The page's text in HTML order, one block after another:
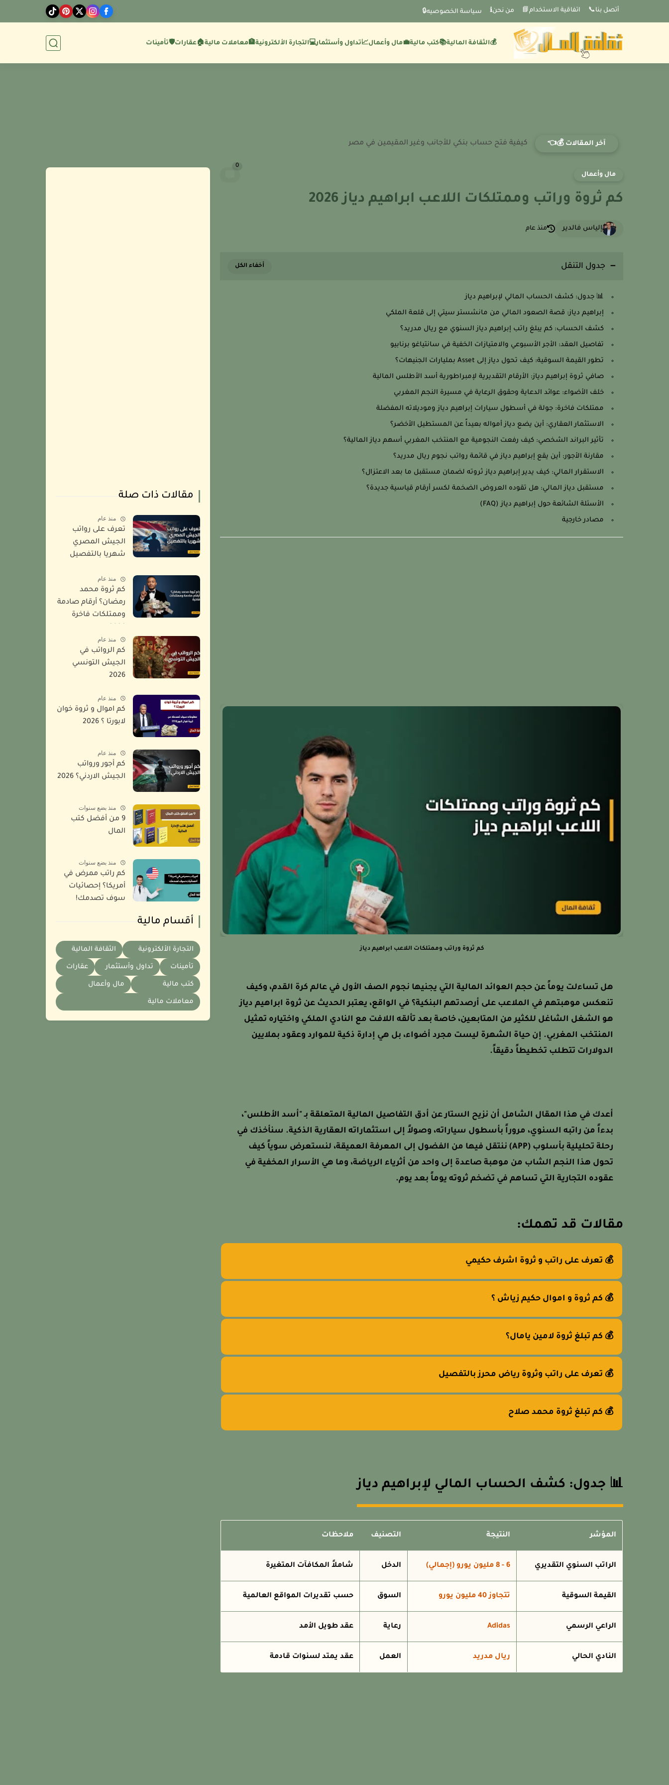
أتصل بنا📞 اتفاقية الاستخدام📘 من نحنℹ️ سياسة الخصوصيه🔒
💰الثقافة المالية📚كتب مالية💼مال وأعمال📈تداول وأستثمار💻التجارة الألكترونية🏦معاملات مالية🏠عقارات🛡️تأمينات
آخر المقالات 💰👈 كيفية فتح حساب بنكي للأجانب وغير المقيمين في مصر
مال وأعمال
0
كم ثروة وراتب وممتلكات اللاعب ابراهيم دياز 2026
إلياس فالدير منذ عام
جدول التنقل
📊 جدول: كشف الحساب المالي لإبراهيم دياز
إبراهيم دياز: قصة الصعود المالي من مانشستر سيتي إلى قلعة الملكي
كشف الحساب: كم يبلغ راتب إبراهيم دياز السنوي مع ريال مدريد؟
تفاصيل العقد: الأجر الأسبوعي والامتيازات الخفية في سانتياغو برنابيو
تطور القيمة السوقية: كيف تحول دياز إلى Asset بمليارات الجنيهات؟
صافي ثروة إبراهيم دياز: الأرقام التقديرية لإمبراطورية أسد الأطلس المالية
خلف الأضواء: عوائد الدعاية وحقوق الرعاية في مسيرة النجم المغربي
ممتلكات فاخرة: جولة في أسطول سيارات إبراهيم دياز وموديلاته المفضلة
الاستثمار العقاري: أين يضع دياز أمواله بعيداً عن المستطيل الأخضر؟
تأثير البراند الشخصي: كيف رفعت النجومية مع المنتخب المغربي أسهم دياز المالية؟
مقارنة الأجور: أين يقع إبراهيم دياز في قائمة رواتب نجوم ريال مدريد؟
الاستقرار المالي: كيف يدير إبراهيم دياز ثروته لضمان مستقبل ما بعد الاعتزال؟
مستقبل دياز المالي: هل تقوده العروض الضخمة لكسر أرقام قياسية جديدة؟
الأسئلة الشائعة حول إبراهيم دياز (FAQ)
مصادر خارجية
كم ثروة وراتب وممتلكات اللاعب ابراهيم دياز
هل تساءلت يوماً عن حجم العوائد المالية التي يجنيها نجوم الصف الأول في عالم كرة القدم، وكيف
تنعكس موهبتهم في الملاعب على أرصدتهم البنكية؟ في الواقع، يعتبر الحديث عن ثروة ابراهيم دياز
هو الشغل الشاغل للكثير من المتابعين، خاصة بعد تألقه اللافت مع النادي الملكي واختياره تمثيل
المنتخب المغربي. إن حياة الشهرة ليست مجرد أضواء، بل هي إدارة ذكية للموارد وعقود بملايين
الدولارات تتطلب تخطيطاً دقيقاً.
أعدك في هذا المقال الشامل أن نزيح الستار عن أدق التفاصيل المالية المتعلقة بـ "أسد الأطلس"،
بدءاً من راتبه السنوي، مروراً بأسطول سياراته، وصولاً إلى استثماراته العقارية الذكية. سنأخذك في
رحلة تحليلية بأسلوب (APP) ننتقل فيها من الفضول إلى المعرفة العميقة، لنستعرض سوياً كيف
تحول هذا النجم الشاب من موهبة صاعدة إلى واحد من أثرياء الرياضة، وما هي الأسرار المخفية في
عقوده التجارية التي تساهم في تضخم ثروته يوماً بعد يوم.
مقالات قد تهمك:
💰 تعرف على راتب و ثروة اشرف حكيمي
💰 كم ثروة و اموال حكيم زياش ؟
💰 كم تبلغ ثروة لامين يامال؟
💰 تعرف على راتب وثروة رياض محرز بالتفصيل
💰 كم تبلغ ثروة محمد صلاح
📊 جدول: كشف الحساب المالي لإبراهيم دياز
المؤشر النتيجة التصنيف ملاحظات
الراتب السنوي التقديري 6 - 8 مليون يورو (إجمالي) الدخل شاملاً المكافآت المتغيرة
القيمة السوقية تتجاوز 40 مليون يورو السوق حسب تقديرات المواقع العالمية
الراعي الرسمي Adidas رعاية عقد طويل الأمد
النادي الحالي ريال مدريد العمل عقد يمتد لسنوات قادمة
مقالات ذات صلة
منذ عام
تعرف على رواتب
الجيش المصري
شهريا بالتفصيل
منذ عام
كم ثروة محمد
رمضان؟ أرقام صادمة
وممتلكات فاخرة
منذ عام
كم الرواتب في
الجيش التونسي
2026
منذ عام
كم اموال و ثروة خوان
لابورتا ؟ 2026
منذ عام
كم أجور ورواتب
الجيش الاردني؟ 2026
منذ بضع سنوات
9 من أفضل كتب
المال
منذ بضع سنوات
كم راتب ممرض في
أمريكا؟ إحصائيات
سوف تصدمك!
أقسام مالية
التجارة الألكترونية الثقافة المالية
تأمينات تداول وأستثمار عقارات
كتب مالية مال وأعمال
معاملات مالية